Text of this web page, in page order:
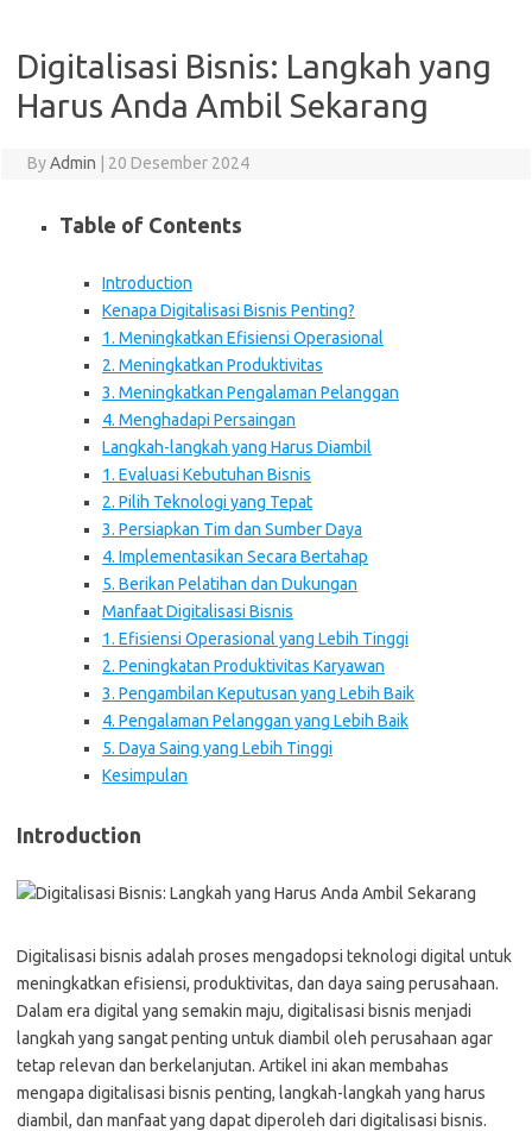
Digitalisasi Bisnis: Langkah yang
Harus Anda Ambil Sekarang
ByAdmin 20 Desember 2024
Table of Contents
Introduction
Kenapa Digitalisasi Bisnis Penting?
1. Meningkatkan Efisiensi Operasional
2. Meningkatkan Produktivitas
3. Meningkatkan Pengalaman Pelanggan
4. Menghadapi Persaingan
Langkah-langkah yang Harus Diambil
1. Evaluasi Kebutuhan Bisnis
2. Pilih Teknologi yang Tepat
3. Persiapkan Tim dan Sumber Daya
4. Implementasikan Secara Bertahap
5. Berikan Pelatihan dan Dukungan
Manfaat Digitalisasi Bisnis
1. Efisiensi Operasional yang Lebih Tinggi
2. Peningkatan Produktivitas Karyawan
3. Pengambilan Keputusan yang Lebih Baik
4. Pengalaman Pelanggan yang Lebih Baik
5. Daya Saing yang Lebih Tinggi
Kesimpulan
Introduction
Digitalisasi bisnis adalah proses mengadopsi teknologi digital untuk
meningkatkan efisiensi, produktivitas, dan daya saing perusahaan.
Dalam era digital yang semakin maju, digitalisasi bisnis menjadi
langkah yang sangat penting untuk diambil oleh perusahaan agar
tetap relevan dan berkelanjutan. Artikel ini akan membahas
mengapa digitalisasi bisnis penting, langkah-langkah yang harus
diambil, dan manfaat yang dapat diperoleh dari digitalisasi bisnis.